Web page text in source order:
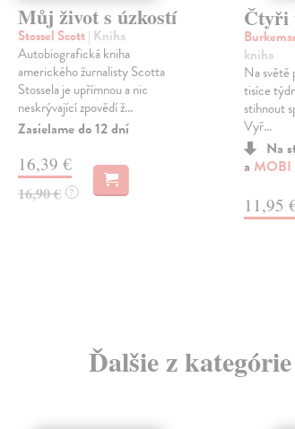
Můj život s úzkostí
Stossel Scott| Kniha
Autobiografická kniha
amerického žurnalisty Scotta
Stossela je upřímnou a nic
neskrývající zpovědí ž...
Zasielame do 12 dní
16,39 €
16,90 € ?
Čtyři
kniha
Na světě
tisíce
stihnout
Vyř...
Na
a MOBI
11,95
Ďalšie z